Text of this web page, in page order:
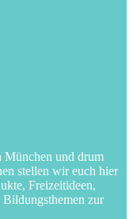
München und drum
stellen wir euch hier
Freizeitideen,
zur